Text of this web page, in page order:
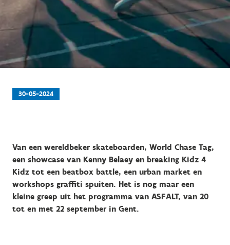
30-05-2024
Van een wereldbeker skateboarden, World Chase Tag,
een showcase van Kenny Belaey en breaking Kidz 4
Kidz tot een beatbox battle, een urban market en
workshops graffiti spuiten. Het is nog maar een
kleine greep uit het programma van ASFALT, van 20
tot en met 22 september in Gent.